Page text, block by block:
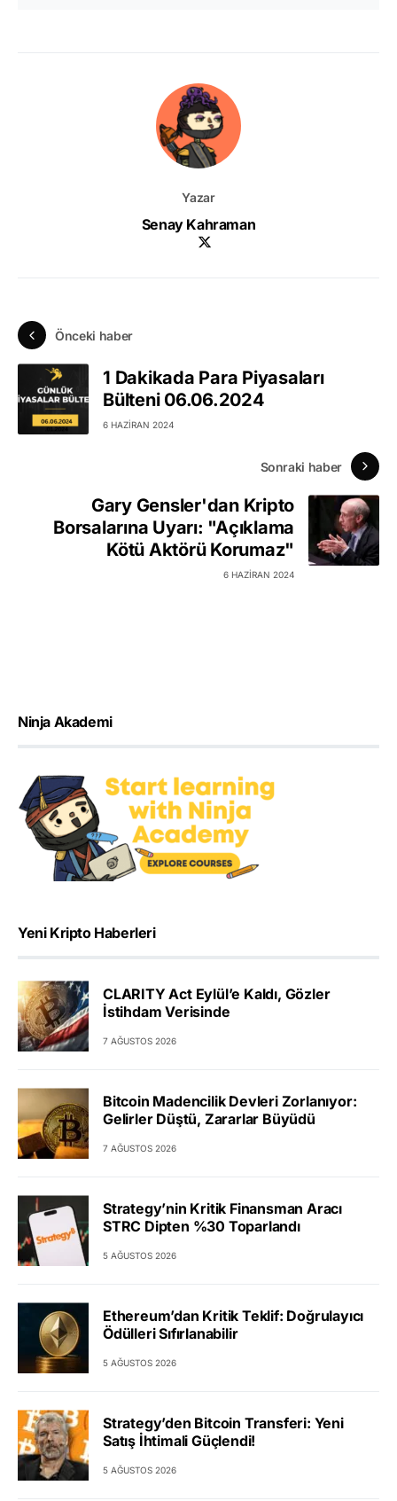
Yazar
Senay Kahraman
Önceki haber
1 Dakikada Para Piyasaları
Bülteni 06.06.2024
6 HAZIRAN 2024
Sonraki haber
Gary Gensler'dan Kripto
Borsalarına Uyarı: "Açıklama
Kötü Aktörü Korumaz"
6 HAZIRAN 2024
Ninja Akademi
Yeni Kripto Haberleri
CLARITY Act Eylül’e Kaldı, Gözler
İstihdam Verisinde
7 AĞUSTOS 2026
Bitcoin Madencilik Devleri Zorlanıyor:
Gelirler Düştü, Zararlar Büyüdü
7 AĞUSTOS 2026
Strategy’nin Kritik Finansman Aracı
STRC Dipten %30 Toparlandı
5 AĞUSTOS 2026
Ethereum’dan Kritik Teklif: Doğrulayıcı
Ödülleri Sıfırlanabilir
5 AĞUSTOS 2026
Strategy’den Bitcoin Transferi: Yeni
Satış İhtimali Güçlendi!
5 AĞUSTOS 2026